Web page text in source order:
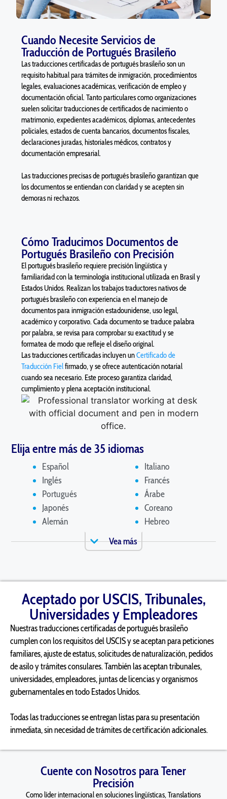
Cuando Necesite Servicios de
Traducción de Portugués Brasileño
Las traducciones certificadas de portugués brasileño son un
requisito habitual para trámites de inmigración, procedimientos
legales, evaluaciones académicas, verificación de empleo y
documentación oficial. Tanto particulares como organizaciones
suelen solicitar traducciones de certificados de nacimiento o
matrimonio, expedientes académicos, diplomas, antecedentes
policiales, estados de cuenta bancarios, documentos fiscales,
declaraciones juradas, historiales médicos, contratos y
documentación empresarial.
Las traducciones precisas de portugués brasileño garantizan que
los documentos se entiendan con claridad y se acepten sin
demoras ni rechazos.
Cómo Traducimos Documentos de
Portugués Brasileño con Precisión
El portugués brasileño requiere precisión lingüística y
familiaridad con la terminología institucional utilizada en Brasil y
Estados Unidos. Realizan los trabajos traductores nativos de
portugués brasileño con experiencia en el manejo de
documentos para inmigración estadounidense, uso legal,
académico y corporativo. Cada documento se traduce palabra
por palabra, se revisa para comprobar su exactitud y se
formatea de modo que refleje el diseño original.
Las traducciones certificadas incluyen unCertificado de
Traducción Fielfirmado, y se ofrece autenticación notarial
cuando sea necesario. Este proceso garantiza claridad,
cumplimiento y plena aceptación institucional.
Elija entre más de 35 idiomas
Español
Inglés
Portugués
Japonés
Alemán
Italiano
Francés
Árabe
Coreano
Hebreo
Vea más
Aceptado por USCIS, Tribunales,
Universidades y Empleadores
Nuestras traducciones certificadas de portugués brasileño
cumplen con los requisitos del USCIS y se aceptan para peticiones
familiares, ajuste de estatus, solicitudes de naturalización, pedidos
de asilo y trámites consulares. También las aceptan tribunales,
universidades, empleadores, juntas de licencias y organismos
gubernamentales en todo Estados Unidos.
Todas las traducciones se entregan listas para su presentación
inmediata, sin necesidad de trámites de certificación adicionales.
Cuente con Nosotros para Tener
Precisión
Como líder internacional en soluciones lingüísticas, Translations